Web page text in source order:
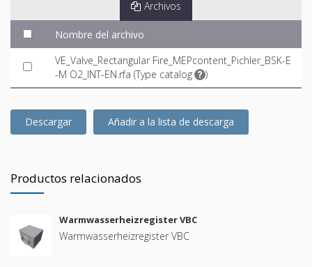
Archivos
Nombre del archivo
VE_Valve_Rectangular Fire_MEPcontent_Pichler_BSK-E
-M O2_INT-EN.rfa (Type catalog )
Descargar Añadir a la lista de descarga
Productos relacionados
Warmwasserheizregister VBC
Warmwasserheizregister VBC